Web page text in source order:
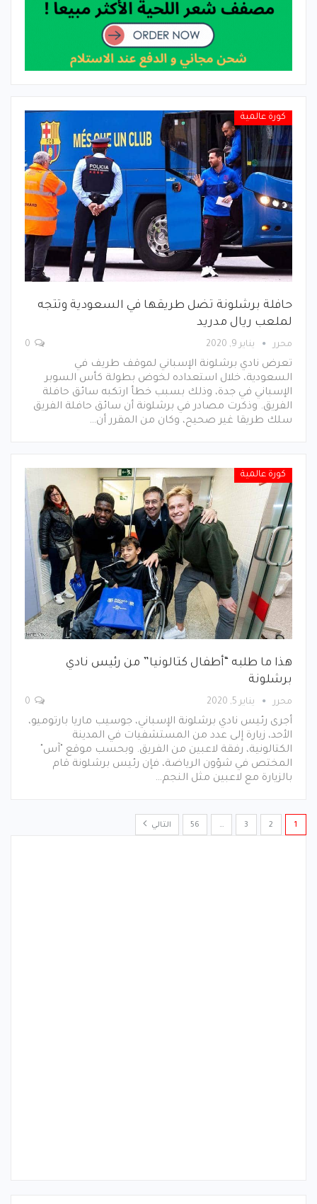
كورة عالمية
حافلة برشلونة تضل طريقها في السعودية وتتجه
لملعب ريال مدريد
محرر يناير 9, 2020
تعرض نادي برشلونة الإسباني لموقف طريف في
السعودية، خلال استعداده لخوض بطولة كأس السوبر
الإسباني في جدة، وذلك بسبب خطأ ارتكبه سائق حافلة
الفريق. وذكرت مصادر في برشلونة أن سائق حافلة الفريق
سلك طريقا غير صحيح، وكان من المقرر أن…
كورة عالمية
هذا ما طلبه “أطفال كتالونيا” من رئيس نادي
برشلونة
محرر يناير 5, 2020
أجرى رئيس نادي برشلونة الإسباني، جوسيب ماريا بارتوميو،
الأحد، زيارة إلى عدد من المستشفيات في المدينة
الكتالونية، رفقة لاعبين من الفريق. وبحسب موقع "آس"
المختص في شؤون الرياضة، فإن رئيس برشلونة قام
بالزيارة مع لاعبين مثل النجم…
1
2
3
…
56 التالي